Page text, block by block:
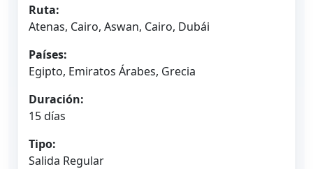
Ruta:
Atenas, Cairo, Aswan, Cairo, Dubái
Países:
Egipto, Emiratos Árabes, Grecia
Duración:
15 días
Tipo:
Salida Regular